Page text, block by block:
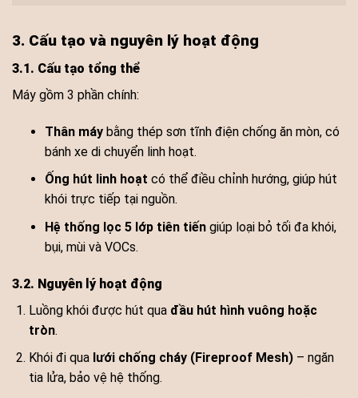
3. Cấu tạo và nguyên lý hoạt động
3.1. Cấu tạo tổng thể
Máy gồm 3 phần chính:
Thân máybằng thép sơn tĩnh điện chống ăn mòn, có
bánh xe di chuyển linh hoạt.
Ống hút linh hoạt có thể điều chỉnh hướng, giúp hút
khói trực tiếp tại nguồn.
Hệ thống lọc 5 lớp tiên tiếngiúp loại bỏ tối đa khói,
bụi, mùi và VOCs.
3.2. Nguyên lý hoạt động
Luồng khói được hút qua đầu hút hình vuông hoặc
tròn.
Khói đi qua lưới chống cháy (Fireproof Mesh)– ngăn
tia lửa, bảo vệ hệ thống.